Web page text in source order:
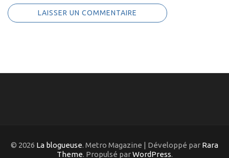
© 2026 La blogueuse. Metro Magazine | Développé par Rara
Theme. Propulsé parWordPress.